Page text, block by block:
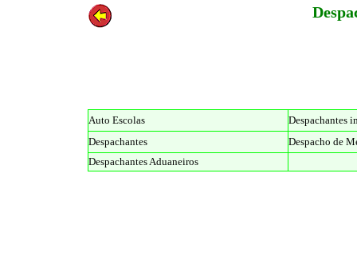
Auto Escolas
Despachantes
Despachantes
Despacho de
Despachantes Aduaneiros